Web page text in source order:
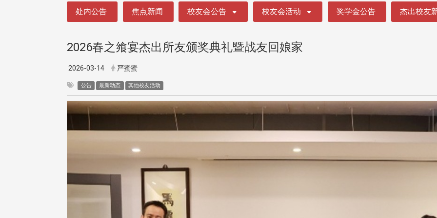
处内公告 焦点新闻 校友会公告 校友会活动 奖学金公告 杰出校友
2026春之飨宴杰出所友颁奖典礼暨战友回娘家
2026-03-14 严蜜蜜
公告 最新动态 其他校友活动